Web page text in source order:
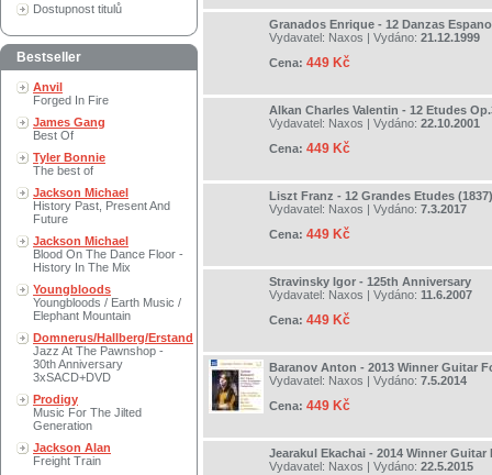
Dostupnost titulů
Bestseller
Anvil
Forged In Fire
James Gang
Best Of
Tyler Bonnie
The best of
Jackson Michael
History Past, Present And
Future
Jackson Michael
Blood On The Dance Floor -
History In The Mix
Youngbloods
Youngbloods / Earth Music /
Elephant Mountain
Domnerus/Hallberg/Erstand
Jazz At The Pawnshop -
30th Anniversary
3xSACD+DVD
Prodigy
Music For The Jilted
Generation
Jackson Alan
Freight Train
Granados Enrique - 12 Danzas
Vydavatel: Naxos | Vydáno: 21.12.1999
Cena: 449 Kč
Alkan Charles Valentin - 12 Etudes
Vydavatel: Naxos | Vydáno: 22.10.2001
Cena: 449 Kč
Liszt Franz - 12 Grandes Etudes (1837)
Vydavatel: Naxos | Vydáno: 7.3.2017
Cena: 449 Kč
Stravinsky Igor - 125th Anniversary
Vydavatel: Naxos | Vydáno: 11.6.2007
Cena: 449 Kč
Baranov Anton - 2013 Winner Guitar
Vydavatel: Naxos | Vydáno: 7.5.2014
Cena: 449 Kč
Jearakul Ekachai - 2014 Winner Guitar
Vydavatel: Naxos | Vydáno: 22.5.2015